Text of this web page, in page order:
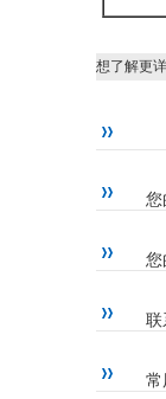
想了解更
您
您
联
常